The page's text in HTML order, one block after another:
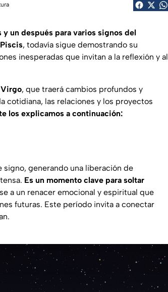
y un después para varios signos del
Piscis, todavía sigue demostrando su
inesperadas que invitan a la reflexión y al
Virgo, que traerá cambios profundos y
cotidiana, las relaciones y los proyectos
los explicamos a continuación:
generando una liberación de
Es un momento clave para soltar
a un renacer emocional y espiritual que
futuras. Este período invita a conectar